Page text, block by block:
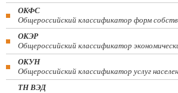
ОКФС
Общероссийский классификатор форм
ОКЭР
Общероссийский классификатор
ОКУН
Общероссийский классификатор услуг
ТН ВЭД